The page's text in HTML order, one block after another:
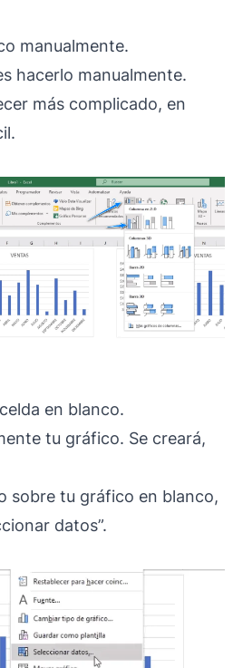
manualmente.
hacerlo manualmente.
más complicado, en
en blanco.
tu gráfico. Se creará,
sobre tu gráfico en blanco,
datos”.